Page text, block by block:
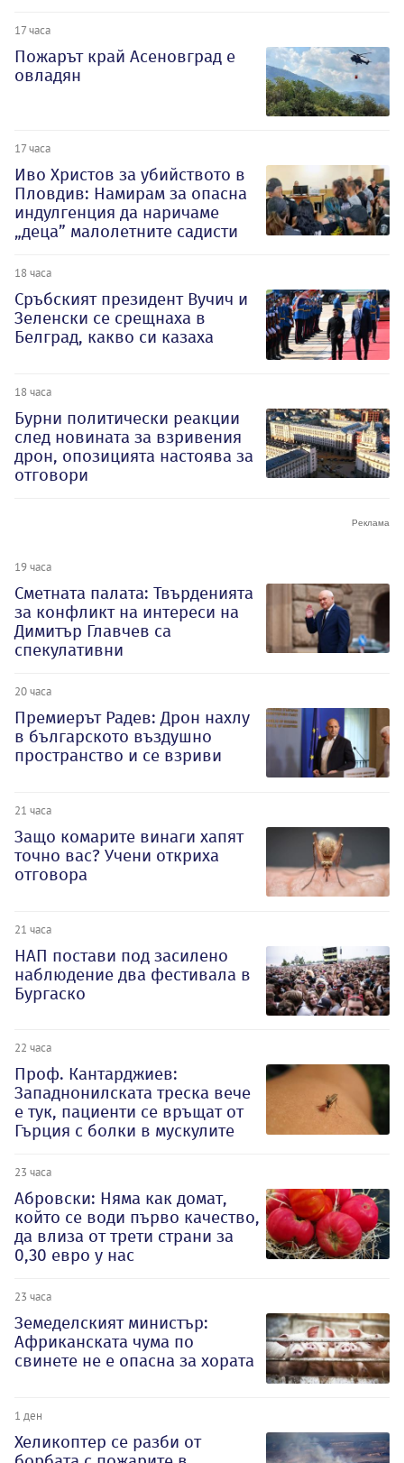
17 часа
Пожарът край Асеновград е
овладян
17 часа
Иво Христов за убийството в
Пловдив: Намирам за опасна
индулгенция да наричаме
„деца” малолетните садисти
18 часа
Сръбският президент Вучич и
Зеленски се срещнаха в
Белград, какво си казаха
18 часа
Бурни политически реакции
след новината за взривения
дрон, опозицията настоява за
отговори
19 часа
Сметната палата: Твърденията
за конфликт на интереси на
Димитър Главчев са
спекулативни
20 часа
Премиерът Радев: Дрон нахлу
в българското въздушно
пространство и се взриви
21 часа
Защо комарите винаги хапят
точно вас? Учени откриха
отговора
21 часа
НАП постави под засилено
наблюдение два фестивала в
Бургаско
22 часа
Проф. Кантарджиев:
Западнонилската треска вече
е тук, пациенти се връщат от
Гърция с болки в мускулите
23 часа
Абровски: Няма как домат,
който се води първо качество,
да влиза от трети страни за
0,30 евро у нас
23 часа
Земеделският министър:
Африканската чума по
свинете не е опасна за хората
1 ден
Хеликоптер се разби от